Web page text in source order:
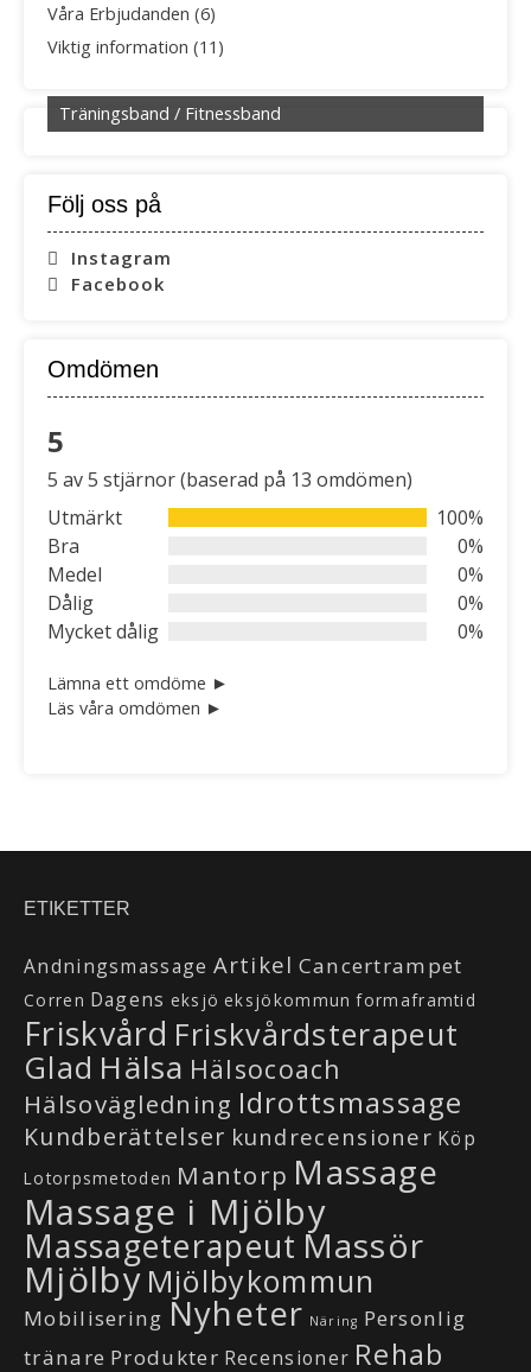
Våra Erbjudanden (6)
Viktig information (11)
Träningsband / Fitnessband
Följ oss på
Instagram
Facebook
Omdömen
5
5
out
of
5
5 av 5 stjärnor (baserad på 13 omdömen)
Utmärkt
100%
Bra
0%
Medel
0%
Dålig
0%
Mycket dålig
0%
Lämna ett omdöme ►
Läs våra omdömen ►
ETIKETTER
Andningsmassage Artikel Cancertrampet
Corren Dagens eksjö eksjökommun formaframtid
Friskvård Friskvårdsterapeut
Glad Hälsa Hälsocoach
Hälsovägledning Idrottsmassage
Kundberättelser kundrecensioner Köp
Lotorpsmetoden Mantorp Massage
Massage i Mjölby
Massageterapeut Massör
Mjölby Mjölbykommun
Mobilisering Nyheter Näring Personlig
tränare Produkter Recensioner Rehab